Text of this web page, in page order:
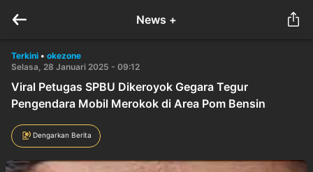
News +
Terkini • okezone
Selasa, 28 Januari 2025 - 09:12
Viral Petugas SPBU Dikeroyok Gegara Tegur
Pengendara Mobil Merokok di Area Pom Bensin
Dengarkan Berita